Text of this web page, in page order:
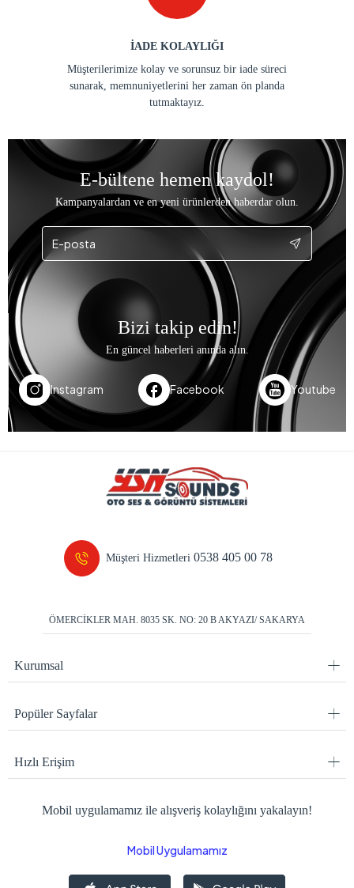
İADE KOLAYLIĞI
Müşterilerimize kolay ve sorunsuz bir iade süreci
sunarak, memnuniyetlerini her zaman ön planda
tutmaktayız.
E-bültene hemen kaydol!
Kampanyalardan ve en yeni ürünlerden haberdar olun.
Bizi takip edin!
En güncel haberleri anında alın.
Instagram Facebook Youtube
Müşteri Hizmetleri0538 405 00 78
ÖMERCİKLER MAH. 8035 SK. NO: 20 B AKYAZI/ SAKARYA
Kurumsal
Popüler Sayfalar
Hızlı Erişim
Mobil uygulamamız ile alışveriş kolaylığını yakalayın!
Mobil Uygulamamız